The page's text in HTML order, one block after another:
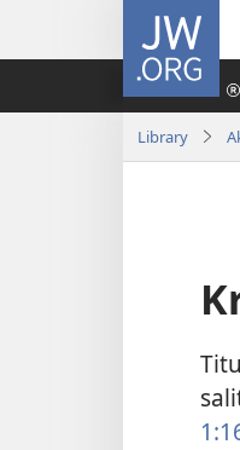
JW.ORG
Library